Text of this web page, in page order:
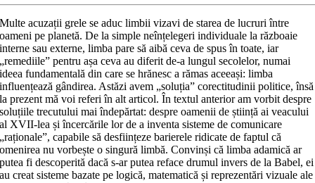
Multe acuzații grele se aduc limbii vizavi de starea de lucruri între
oameni pe planetă. De la simple neînțelegeri individuale la războaie
interne sau externe, limba pare să aibă ceva de spus în toate, iar
„remediile” pentru așa ceva au diferit de-a lungul secolelor, numai
ideea fundamentală din care se hrănesc a rămas aceeași: limba
influențează gândirea. Astăzi avem „soluția” corectitudinii politice, însă
la prezent mă voi referi în alt articol. În textul anterior am vorbit despre
soluțiile trecutului mai îndepărtat: despre oamenii de știință ai veacului
al XVII-lea și încercările lor de a inventa sisteme de comunicare
„raționale”, capabile să desființeze barierele ridicate de faptul că
omenirea nu vorbește o singură limbă. Convinși că limba adamică ar
putea fi descoperită dacă s-ar putea reface drumul invers de la Babel, ei
au creat sisteme bazate pe logică, matematică și reprezentări vizuale ale